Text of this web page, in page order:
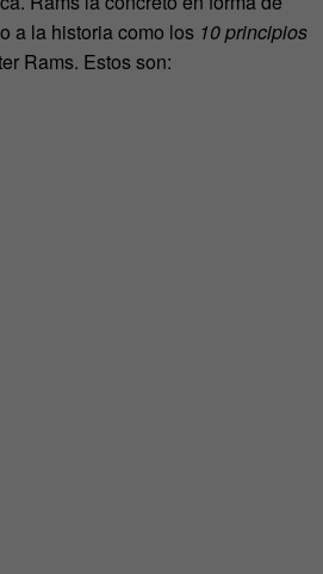
a la historia como los 10 principios
Rams. Estos son: